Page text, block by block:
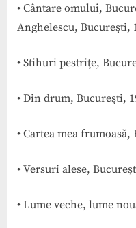
• Cântare omului,
Anghelescu, Bucureşti,
• Stihuri pestriţe,
• Din drum, Bucureşti,
• Cartea mea frumoasă,
• Versuri alese,
• Lume veche, lume